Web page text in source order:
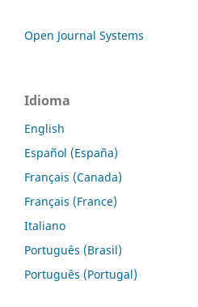
Open Journal Systems
Idioma
English
Español (España)
Français (Canada)
Français (France)
Italiano
Português (Brasil)
Português (Portugal)